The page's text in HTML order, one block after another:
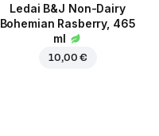
Ledai B&J Non-Dairy
Bohemian Rasberry, 465
ml
10,00 €